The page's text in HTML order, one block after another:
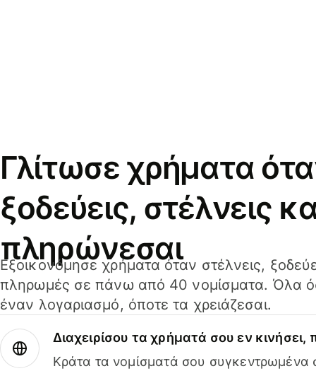
Γλίτωσε χρήματα
ξοδεύεις, στέλνεις
πληρώνεσαι
Εξοικονόμησε χρήματα όταν στέλνεις,
πληρωμές σε πάνω από 40 νομίσματα. Όλα
έναν λογαριασμό, όποτε τα χρειάζεσαι.
Διαχειρίσου τα χρήματά σου εν
Κράτα τα νομίσματά σου συγκεντρωμένα